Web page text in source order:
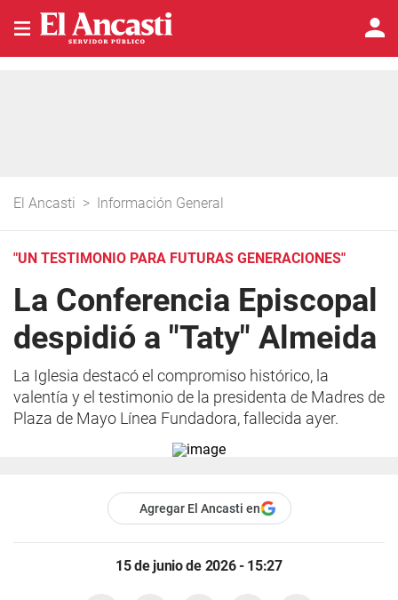
El Ancasti > Información General
"UN TESTIMONIO PARA FUTURAS GENERACIONES"
La Conferencia Episcopal
despidió a "Taty" Almeida
La Iglesia destacó el compromiso histórico, la
valentía y el testimonio de la presidenta de Madres de
Plaza de Mayo Línea Fundadora, fallecida ayer.
Agregar El Ancasti en
15 de junio de 2026 - 15:27